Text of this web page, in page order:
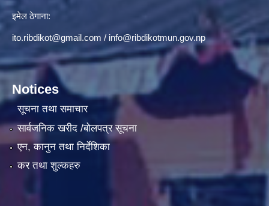
इमेल ठेगाना:
ito.ribdikot@gmail.com / info@ribdikotmun.gov.np
Notices
सूचना तथा समाचार
सार्वजनिक खरीद /बोलपत्र सूचना
एन, कानुन तथा निर्देशिका
कर तथा शुल्कहरु